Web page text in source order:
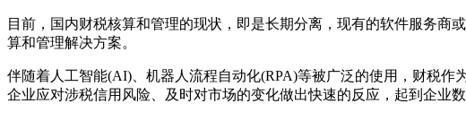
目前，国内财税核算和管理的现状，即是长期分离，现有的软件服务商
算和管理解决方案。
伴随着人工智能(AI)、机器人流程自动化(RPA)等被广泛的使用，财税
企业应对涉税信用风险、及时对市场的变化做出快速的反应，起到企业数